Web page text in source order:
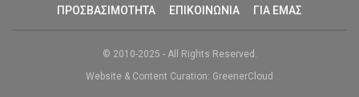
ΠΡΟΣΒΑΣΙΜΟΤΗΤΑ
ΕΠΙΚΟΙΝΩΝΙΑ ΓΙΑ ΕΜΑΣ
© 2010-2025 - All Rights Reserved.
Website & Content Curation: GreenerCloud